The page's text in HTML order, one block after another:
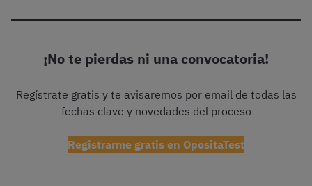
¡No te pierdas ni una convocatoria!
Regístrate gratis y te avisaremos por email de todas las
fechas clave y novedades del proceso
Registrarme gratis en OpositaTest